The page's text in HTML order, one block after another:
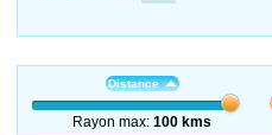
Distance
Rayon max:100 kms